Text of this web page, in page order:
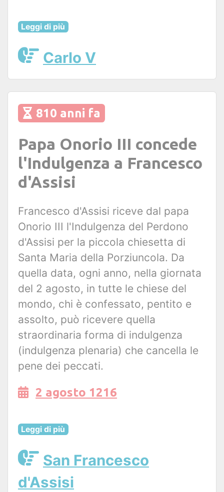
Leggi di più
Carlo V
810 anni fa
Papa Onorio III concede
l'Indulgenza a Francesco
d'Assisi
Francesco d'Assisi riceve dal papa
Onorio III l'Indulgenza del Perdono
d'Assisi per la piccola chiesetta di
Santa Maria della Porziuncola. Da
quella data, ogni anno, nella giornata
del 2 agosto, in tutte le chiese del
mondo, chi è confessato, pentito e
assolto, può ricevere quella
straordinaria forma di indulgenza
(indulgenza plenaria) che cancella le
pene dei peccati.
2 agosto 1216
Leggi di più
San Francesco
d'Assisi